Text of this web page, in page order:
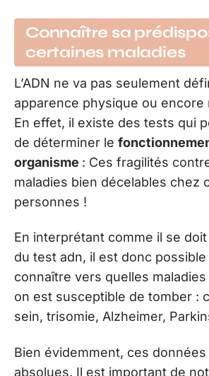
Connaître sa
certaines maladies
L’ADN ne va pas seulement
apparence physique ou encore
En effet, il existe des tests qui
de déterminer le
organisme : Ces fragilités
maladies bien décelables chez
personnes !
En interprétant comme il se
du test adn, il est donc possible
connaître vers quelles
on est susceptible de tomber :
sein, trisomie, Alzheimer,
Bien évidemment, ces
absolues. Il est important de